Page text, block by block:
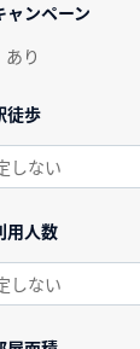
ャンペーン
あり
徒歩
用人数